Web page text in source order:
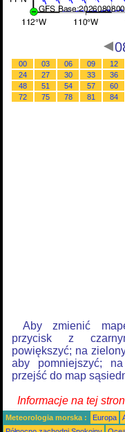
00 03 06 09 12
24
27 30 33 36
48
51 54 57 60
72
75 78 81 84
Aby zmienić
przycisk z
powiększyć; na
aby pomniejszyć;
przejść do map
Informacje na tej
Meteorologia morska : Europa